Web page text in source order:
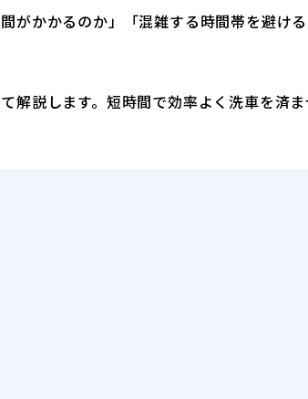
がかかるのか」「混雑する時間帯を避け
解説します。短時間で効率よく洗車を済